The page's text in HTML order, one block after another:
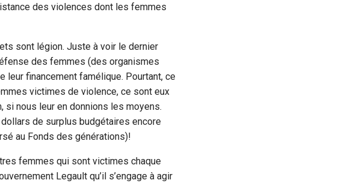
des violences dont les femmes
sont légion. Juste à voir le dernier
des femmes (des organismes
leur financement famélique. Pourtant, ce
victimes de violence, ce sont eux
nous leur en donnions les moyens.
de surplus budgétaires encore
au Fonds des générations)!
femmes qui sont victimes chaque
Legault qu’il s’engage à agir